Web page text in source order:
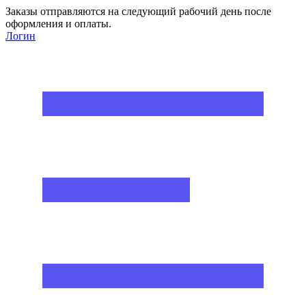
Заказы отправляются на следующий рабочий день после
оформления и оплаты.
Логин